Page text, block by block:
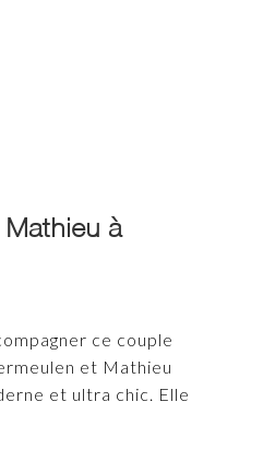
Mathieu à
ce couple
et Mathieu
et ultra chic. Elle